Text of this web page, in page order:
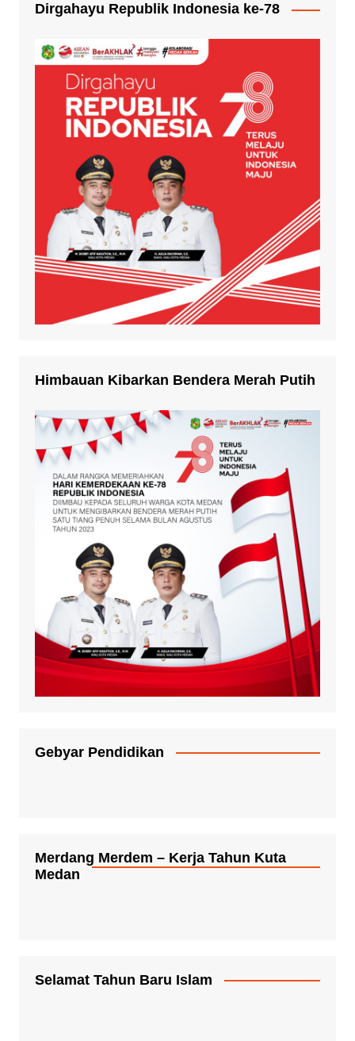
Dirgahayu Republik Indonesia ke-78
Himbauan Kibarkan Bendera Merah Putih
Gebyar Pendidikan
Merdang Merdem – Kerja Tahun Kuta
Medan
Selamat Tahun Baru Islam